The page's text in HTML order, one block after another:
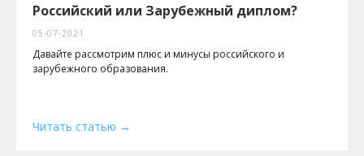
Российский или Зарубежный диплом?
05-07-2021
Давайте рассмотрим плюс и минусы российского и
зарубежного образования.
Читать статью